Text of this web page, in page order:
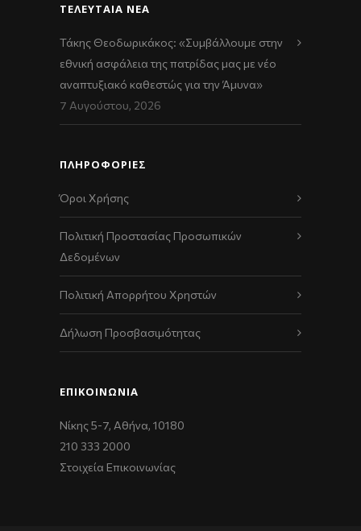
ΤΕΛΕΥΤΑΊΑ ΝΈΑ
Τάκης Θεοδωρικάκος: «Συμβάλλουμε στην
εθνική ασφάλεια της πατρίδας μας με νέο
αναπτυξιακό καθεστώς για την Άμυνα»
7 Αυγούστου, 2026
ΠΛΗΡΟΦΟΡΙΕΣ
Όροι Χρήσης
Πολιτική Προστασίας Προσωπικών
Δεδομένων
Πολιτική Απορρήτου Χρηστών
Δήλωση Προσβασιμότητας
ΕΠΙΚΟΙΝΩΝΊΑ
Νίκης 5-7, Αθήνα, 10180
210 333 2000
Στοιχεία Επικοινωνίας